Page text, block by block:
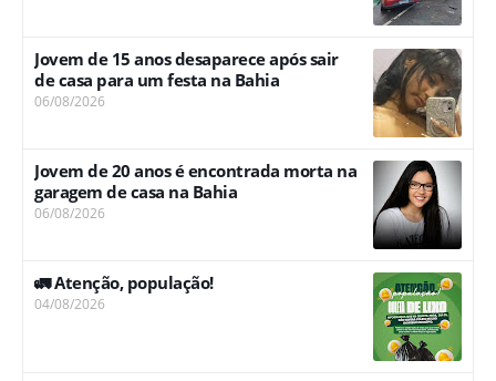
Jovem de 15 anos desaparece após sair
de casa para um festa na Bahia
06/08/2026
Jovem de 20 anos é encontrada morta na
garagem de casa na Bahia
06/08/2026
🚛 Atenção, população!
04/08/2026